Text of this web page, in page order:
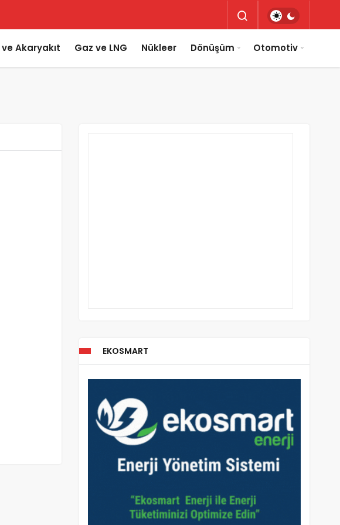
Akaryakıt Gaz ve LNG Nükleer Dönüşüm Otomotiv
EKOSMART